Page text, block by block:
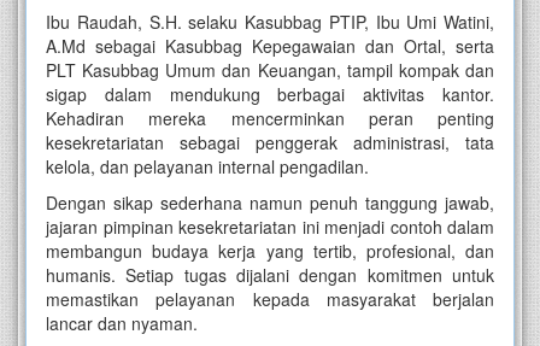
Ibu Raudah, S.H. selaku Kasubbag PTIP, Ibu Umi Watini,
A.Md sebagai Kasubbag Kepegawaian dan Ortal, serta
PLT Kasubbag Umum dan Keuangan, tampil kompak dan
sigap dalam mendukung berbagai aktivitas kantor.
Kehadiran mereka mencerminkan peran penting
kesekretariatan sebagai penggerak administrasi, tata
kelola, dan pelayanan internal pengadilan.
Dengan sikap sederhana namun penuh tanggung jawab,
jajaran pimpinan kesekretariatan ini menjadi contoh dalam
membangun budaya kerja yang tertib, profesional, dan
humanis. Setiap tugas dijalani dengan komitmen untuk
memastikan pelayanan kepada masyarakat berjalan
lancar dan nyaman.